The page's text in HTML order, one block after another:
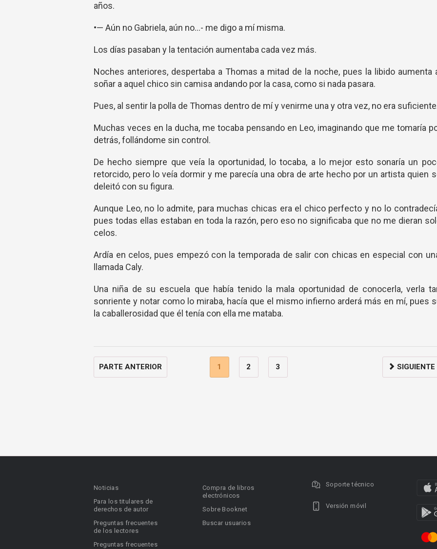
años.
•— Aún no Gabriela, aún no…- me digo a mí misma.
Los días pasaban y la tentación aumentaba cada vez más.
Noches anteriores, despertaba a Thomas a mitad de la noche, pues la libido aumenta
soñar a aquel chico sin camisa andando por la casa, como si nada pasara.
Pues, al sentir la polla de Thomas dentro de mí y venirme una y otra vez, no era
Muchas veces en la ducha, me tocaba pensando en Leo, imaginando que me tomaría
detrás, follándome sin control.
De hecho siempre que veía la oportunidad, lo tocaba, a lo mejor esto sonaría un
retorcido, pero lo veía dormir y me parecía una obra de arte hecho por un artista quien
deleitó con su figura.
Aunque Leo, no lo admite, para muchas chicas era el chico perfecto y no lo
pues todas ellas estaban en toda la razón, pero eso no significaba que no me dieran
celos.
Ardía en celos, pues empezó con la temporada de salir con chicas en especial con
llamada Caly.
Una niña de su escuela que había tenido la mala oportunidad de conocerla, verla
sonriente y notar como lo miraba, hacía que el mismo infierno arderá más en mí, pues
la caballerosidad que él tenía con ella me mataba.
PARTE ANTERIOR 1 2 3 SIGUIENTE
Noticias
Para los titulares de
derechos de autor
Preguntas frecuentes
de los lectores
Preguntas frecuentes
Compra de libros
electrónicos
Sobre Booknet
Buscar usuarios
Soporte técnico
Versión móvil